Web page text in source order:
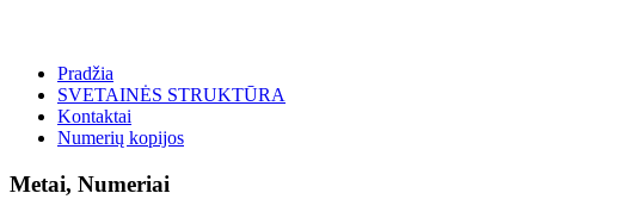
Pradžia
SVETAINĖS STRUKTŪRA
Kontaktai
Numerių kopijos
Metai, Numeriai